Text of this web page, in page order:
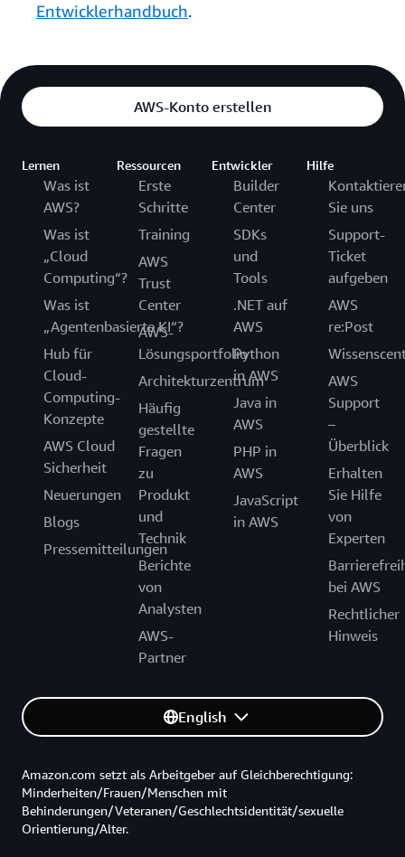
Entwicklerhandbuch.
AWS-Konto erstellen
Lernen
Was ist
AWS?
Was ist
„Cloud
Computing“?
Was ist
„Agentenbasierte KI“?
Hub für
Cloud-
Computing-
Konzepte
AWS Cloud
Sicherheit
Neuerungen
Blogs
Pressemitteilungen
Ressourcen
Erste
Schritte
Training
AWS
Trust
Center
AWS-
Lösungsportfolio
Architekturzentrum
Häufig
gestellte
Fragen
zu
Produkt
und
Technik
Berichte
von
Analysten
AWS-
Partner
Entwickler
Builder
Center
SDKs
und
Tools
.NET auf
AWS
Python
in AWS
Java in
AWS
PHP in
AWS
JavaScript
in AWS
Hilfe
Sie uns
Support-
Ticket
aufgeben
AWS
re:Post
AWS
Support
–
Überblick
Erhalten
Sie Hilfe
von
Experten
bei AWS
Rechtlicher
Hinweis
English
Amazon.com setzt als Arbeitgeber auf Gleichberechtigung:
Minderheiten/Frauen/Menschen mit
Behinderungen/Veteranen/Geschlechtsidentität/sexuelle
Orientierung/Alter.